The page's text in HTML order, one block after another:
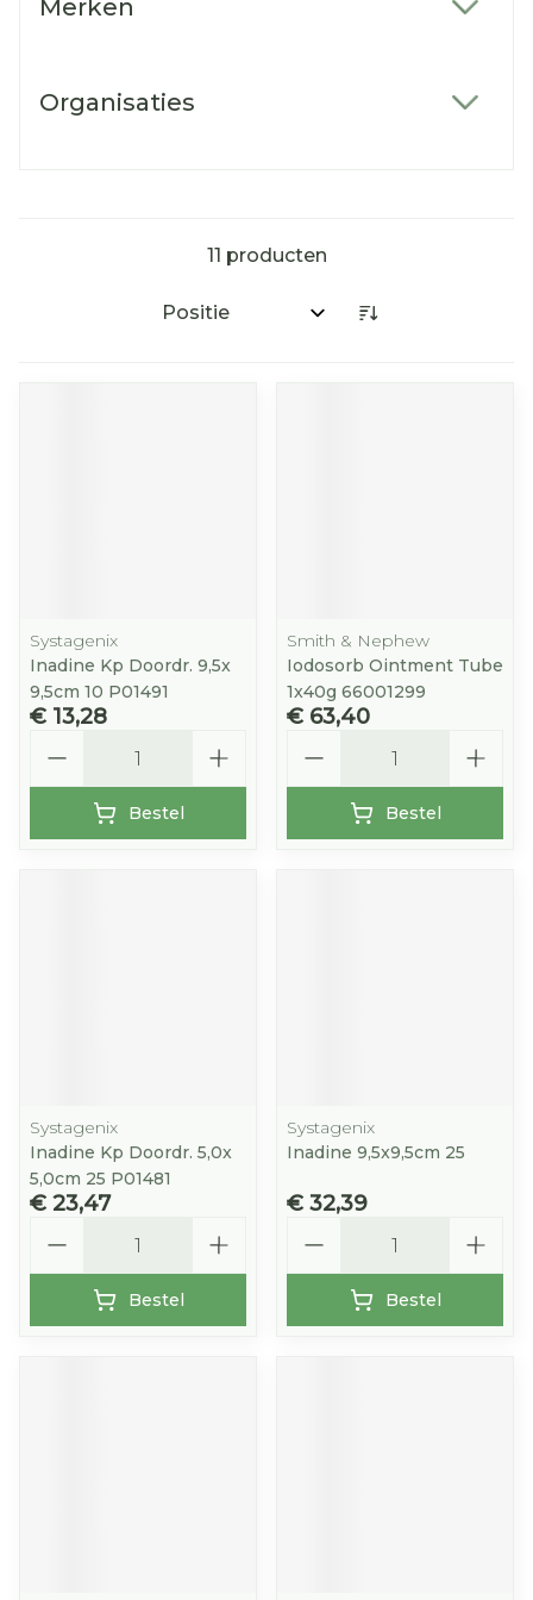
Merken
Organisaties
11 producten
Sorteer op:
Systagenix
Inadine Kp Doordr. 9,5x
9,5cm 10 P01491
€ 13,28
Bestel
Smith & Nephew
Iodosorb Ointment Tube
1x40g 66001299
€ 63,40
Bestel
Systagenix
Inadine Kp Doordr. 5,0x
5,0cm 25 P01481
€ 23,47
Bestel
Systagenix
Inadine 9,5x9,5cm 25
€ 32,39
Bestel